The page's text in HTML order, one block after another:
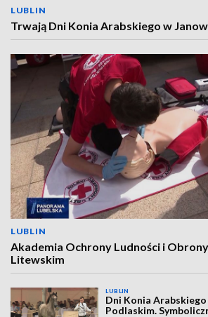
LUBLIN
Trwają Dni Konia Arabskiego w
LUBLIN
Akademia Ochrony Ludności i
Litewskim
LUBLIN
Dni Konia
Podlaskim.